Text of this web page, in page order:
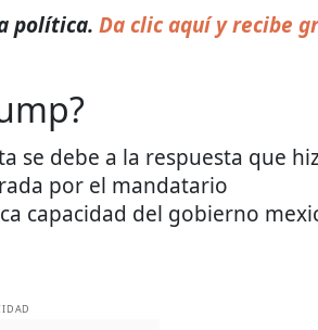
política. Da clic aquí y recibe
se debe a la respuesta que
por el mandatario
capacidad del gobierno